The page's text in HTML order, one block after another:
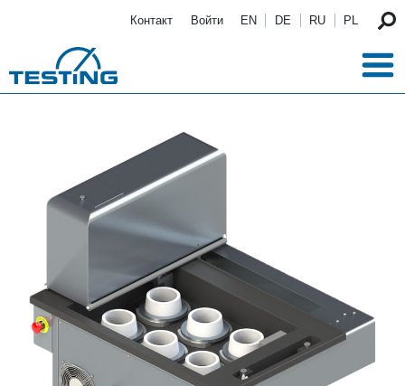
Контакт Войти EN DE RU PL